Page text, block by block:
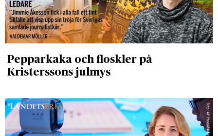
Pepparkaka och floskler på
Kristerssons julmys